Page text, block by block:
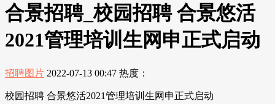
合景招聘_校园招聘 合景悠活
2021管理培训生网申正式启动
招聘图片 2022-07-13 00:47 热度：
校园招聘 合景悠活2021管理培训生网申正式启动